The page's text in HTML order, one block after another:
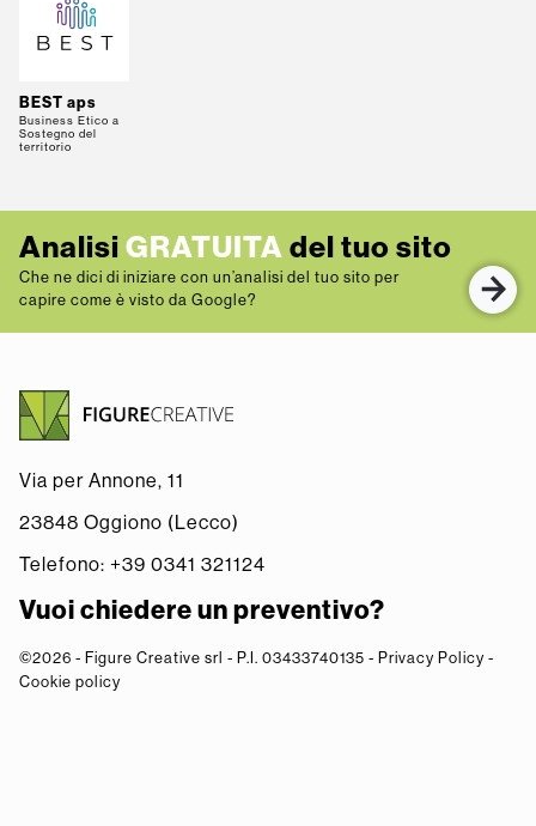
BEST aps
Business Etico a
Sostegno del
territorio
Analisi GRATUITAdel tuo sito
Che ne dici di iniziare con un’analisi del tuo sito per
capire come è visto da Google?
Via per Annone, 11
23848 Oggiono (Lecco)
Telefono: +39 0341 321124
Vuoi chiedere un preventivo?
©2026 - Figure Creative srl - P.I. 03433740135 - Privacy Policy -
Cookie policy